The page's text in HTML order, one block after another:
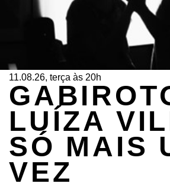
11.08.26, terça às 20h
LUÍZA
SÓ MAIS
VEZ